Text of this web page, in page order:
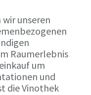
unseren
Raumerlebnis
um
und
die Vinothek